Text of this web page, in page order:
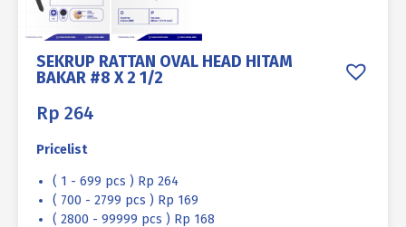
SEKRUP RATTAN OVAL HEAD HITAM
BAKAR #8 X 2 1/2
Rp 264
Pricelist
( 1 - 699 pcs ) Rp 264
( 700 - 2799 pcs ) Rp 169
( 2800 - 99999 pcs ) Rp 168